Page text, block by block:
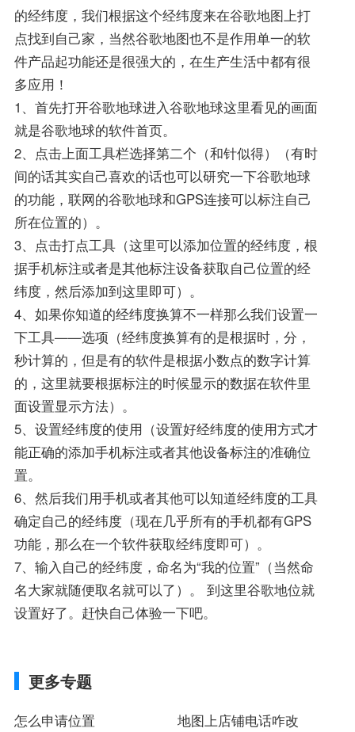
的经纬度，我们根据这个经纬度来在谷歌地图上打
点找到自己家，当然谷歌地图也不是作用单一的软
件产品起功能还是很强大的，在生产生活中都有很
多应用！
1、首先打开谷歌地球进入谷歌地球这里看见的画面
就是谷歌地球的软件首页。
2、点击上面工具栏选择第二个（和针似得）（有时
间的话其实自己喜欢的话也可以研究一下谷歌地球
的功能，联网的谷歌地球和GPS连接可以标注自己
所在位置的）。
3、点击打点工具（这里可以添加位置的经纬度，根
据手机标注或者是其他标注设备获取自己位置的经
纬度，然后添加到这里即可）。
4、如果你知道的经纬度换算不一样那么我们设置一
下工具——选项（经纬度换算有的是根据时，分，
秒计算的，但是有的软件是根据小数点的数字计算
的，这里就要根据标注的时候显示的数据在软件里
面设置显示方法）。
5、设置经纬度的使用（设置好经纬度的使用方式才
能正确的添加手机标注或者其他设备标注的准确位
置。
6、然后我们用手机或者其他可以知道经纬度的工具
确定自己的经纬度（现在几乎所有的手机都有GPS
功能，那么在一个软件获取经纬度即可）。
7、输入自己的经纬度，命名为“我的位置”（当然命
名大家就随便取名就可以了）。 到这里谷歌地位就
设置好了。赶快自己体验一下吧。
更多专题
怎么申请位置
地图上店铺电话咋改